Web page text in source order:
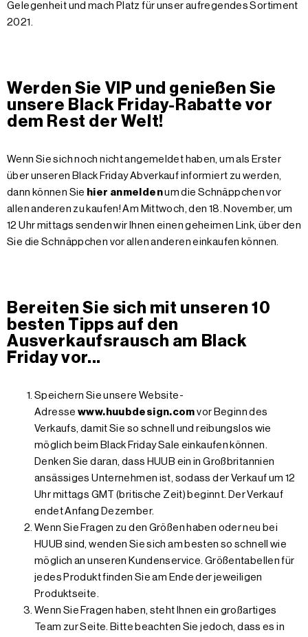
Gelegenheit und mach Platz für unser aufregendes Sortiment
2021.
Werden Sie VIP und genießen Sie
unsere Black Friday-Rabatte vor
dem Rest der Welt!
Wenn Sie sich noch nicht angemeldet haben, um als Erster
über unseren Black Friday Abverkauf informiert zu werden,
dann können Sie hier anmeldenum die Schnäppchen vor
allen anderen zu kaufen! Am Mittwoch, den 18. November, um
12 Uhr mittags senden wir Ihnen einen geheimen Link, über den
Sie die Schnäppchen vor allen anderen einkaufen können.
Bereiten Sie sich mit unseren 10
besten Tipps auf den
Ausverkaufsrausch am Black
Friday vor...
Speichern Sie unsere Website-
Adresse www.huubdesign.com vor Beginn des
Verkaufs, damit Sie so schnell und reibungslos wie
möglich beim Black Friday Sale einkaufen können.
Denken Sie daran, dass HUUB ein in Großbritannien
ansässiges Unternehmen ist, sodass der Verkauf um 12
Uhr mittags GMT (britische Zeit) beginnt. Der Verkauf
endet Anfang Dezember.
Wenn Sie Fragen zu den Größen haben oder neu bei
HUUB sind, wenden Sie sich am besten so schnell wie
möglich an unseren Kundenservice. Größentabellen für
jedes Produkt finden Sie am Ende der jeweiligen
Produktseite.
Wenn Sie Fragen haben, steht Ihnen ein großartiges
Team zur Seite. Bitte beachten Sie jedoch, dass es in